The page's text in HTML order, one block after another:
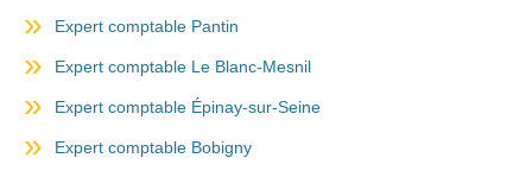
Expert comptable Pantin
Expert comptable Le Blanc-Mesnil
Expert comptable Épinay-sur-Seine
Expert comptable Bobigny